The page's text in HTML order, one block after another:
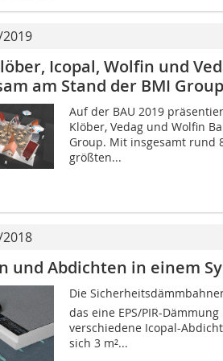
Icopal, Wolfin und
am Stand der BMI Group
Auf der BAU 2019
Klöber, Vedag und Wolfin
Group. Mit insgesamt rund
größten...
und Abdichten in einem
Die
das eine EPS/PIR-
verschiedene Icopal-
sich 3 m²...